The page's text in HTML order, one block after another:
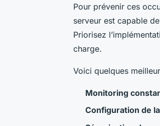
Pour prévenir ces
serveur est capable
Priorisez
charge.
Voici quelques
Monitoring
Configuration de